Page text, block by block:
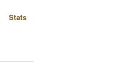
Stats